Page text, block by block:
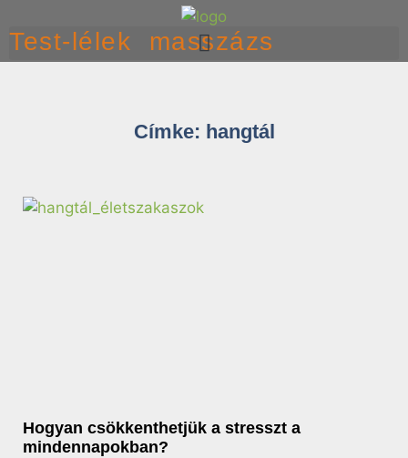
Test-lélek masszázs
Címke: hangtál
Hogyan csökkenthetjük a stresszt a
mindennapokban?